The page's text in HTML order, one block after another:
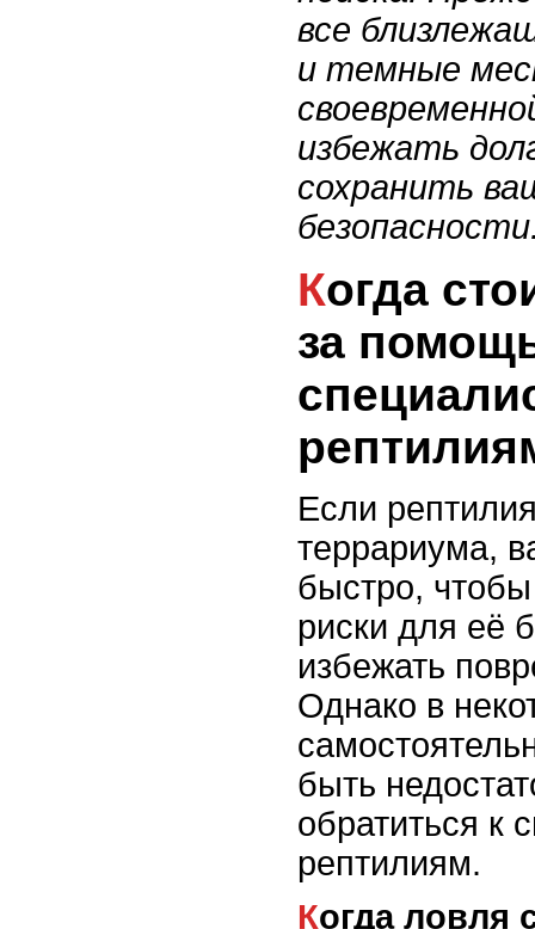
все
и темные
избежать
сохранить
Когда стоит обратиться
за
Если
террариума,
быстро,
риски для её
избежать
Однако в
быть
обратиться к
рептилиям.
Когда ловля становится